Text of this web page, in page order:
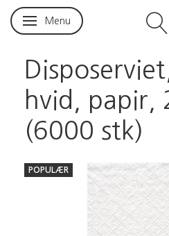
Skifte navigation
Menu
hvid, papir,
(6000 stk)
POPULÆR